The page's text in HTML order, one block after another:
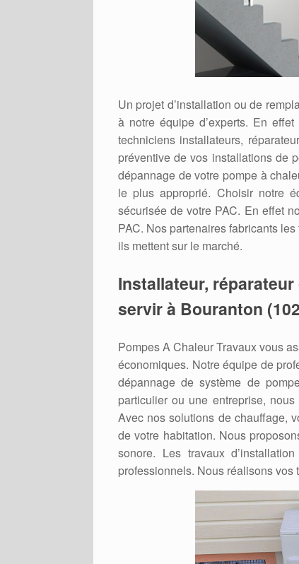
Un projet d’installation ou de
à notre équipe d’experts. En
techniciens installateurs,
préventive de vos installations de
dépannage de votre pompe à
le plus approprié. Choisir notre
sécurisée de votre PAC. En effet
PAC. Nos partenaires fabricants
ils mettent sur le marché.
Installateur,
servir à Bouranton
Pompes A Chaleur Travaux vous
économiques. Notre équipe de
dépannage de système de
particulier ou une entreprise,
Avec nos solutions de chauffage,
de votre habitation. Nous
sonore. Les travaux
professionnels. Nous réalisons